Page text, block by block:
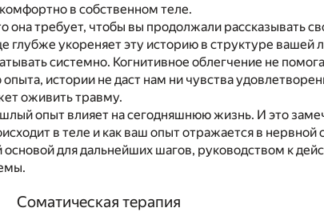
в собственном теле.
она требует, чтобы вы продолжали рассказывать
глубже укореняет эту историю в структуре
системно. Когнитивное облегчение не
истории не даст нам ни чувства
оживить травму.
опыт влияет на сегодняшнюю жизнь. И это
в теле и как ваш опыт отражается в
для дальнейших шагов, руководством к
Соматическая терапия